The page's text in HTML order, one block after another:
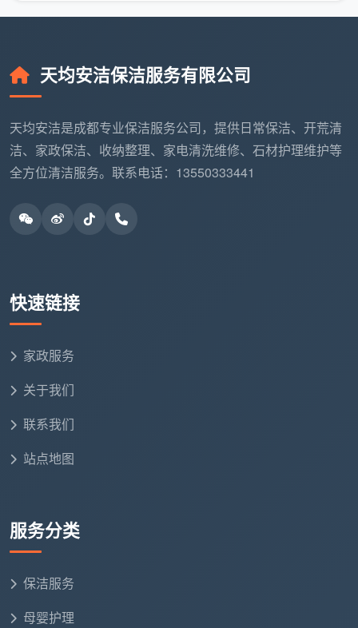
天均安洁保洁服务有限公司
天均安洁是成都专业保洁服务公司，提供日常保洁、开荒清
洁、家政保洁、收纳整理、家电清洗维修、石材护理维护等
全方位清洁服务。联系电话：13550333441
快速链接
家政服务
关于我们
联系我们
站点地图
服务分类
保洁服务
母婴护理